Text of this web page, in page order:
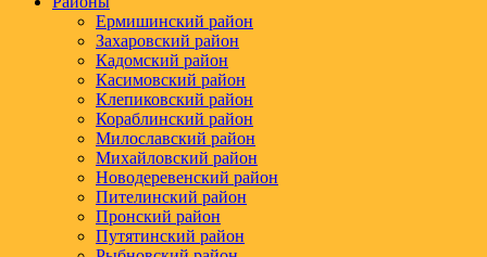
Ермишинский район
Захаровский район
Кадомский район
Касимовский район
Клепиковский район
Кораблинский район
Милославский район
Михайловский район
Новодеревенский район
Пителинский район
Пронский район
Путятинский район